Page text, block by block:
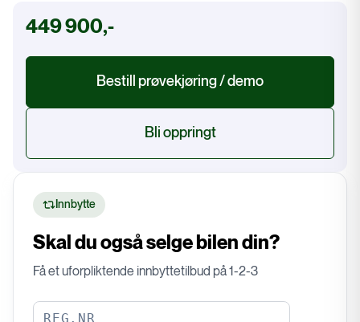
449 900,-
Bestill prøvekjøring / demo
Bli oppringt
Innbytte
Skal du også selge bilen din?
Få et uforpliktende innbyttetilbud på 1-2-3